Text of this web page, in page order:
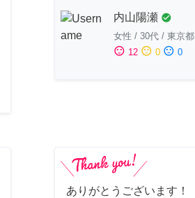
内山陽瀬 check_circle
女性 / 30代 / 東京都
sentiment_satisfied 12 sentiment_neutral 0 sentiment_dissatisfied 0
ありがとうございます！